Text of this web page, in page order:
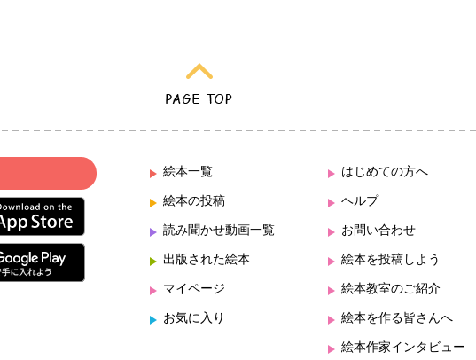
絵本一覧
絵本の投稿
読み聞かせ動画一覧
出版された絵本
マイページ
お気に入り
はじめての方へ
ヘルプ
お問い合わせ
絵本を投稿しよう
絵本教室のご紹介
絵本を作る皆さんへ
絵本作家インタビュー